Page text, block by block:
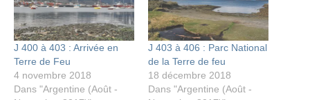
J 400 à 403 : Arrivée en
Terre de Feu
4 novembre 2018
Dans "Argentine (Août -
J 403 à 406 : Parc National
de la Terre de feu
18 décembre 2018
Dans "Argentine (Août -